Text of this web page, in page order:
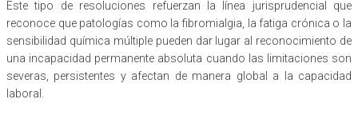
Este tipo de resoluciones refuerzan la línea jurisprudencial que
reconoce que patologías como la fibromialgia, la fatiga crónica o la
sensibilidad química múltiple pueden dar lugar al reconocimiento de
una incapacidad permanente absoluta cuando las limitaciones son
severas, persistentes y afectan de manera global a la capacidad
laboral.